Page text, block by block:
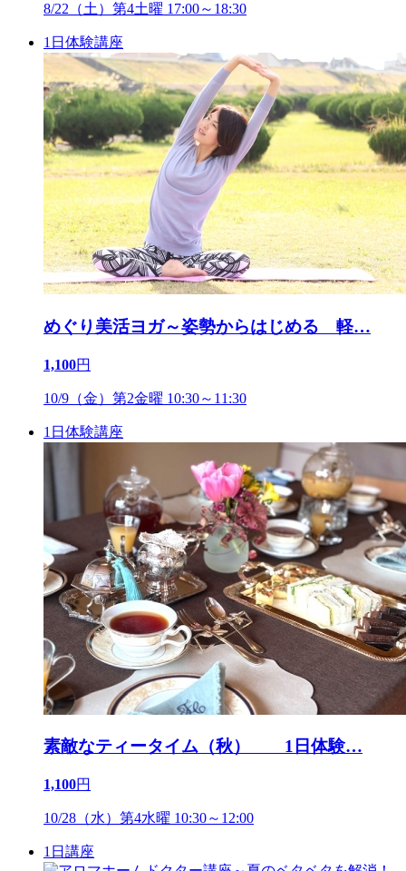
8/22（土）第4土曜 17:00～18:30
1日体験講座
めぐり美活ヨガ～姿勢からはじめる 軽…
1,100円
10/9（金）第2金曜 10:30～11:30
1日体験講座
素敵なティータイム（秋） 1日体験…
1,100円
10/28（水）第4水曜 10:30～12:00
1日講座